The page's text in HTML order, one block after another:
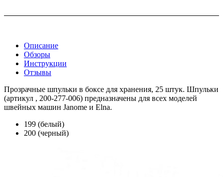
Описание
Обзоры
Инструкции
Отзывы
Прозрачные шпульки в боксе для хранения, 25 штук. Шпульки
(артикул , 200-277-006) предназначены для всех моделей
швейных машин Janome и Elna.
199 (белый)
200 (черный)